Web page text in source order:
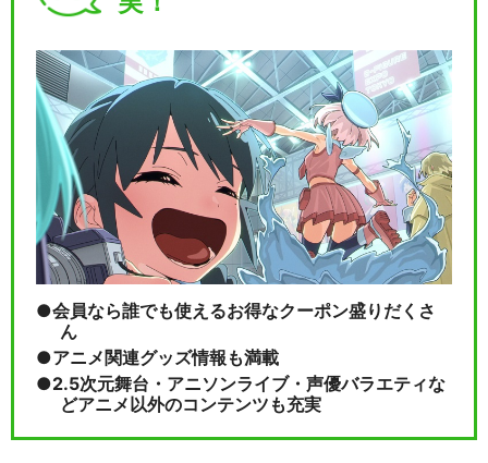
会員なら誰でも使えるお得なクーポン盛りだくさ
ん
アニメ関連グッズ情報も満載
2.5次元舞台・アニソンライブ・声優バラエティな
どアニメ以外のコンテンツも充実